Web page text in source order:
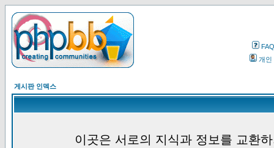
FAQ
개인
게시판 인덱스
이곳은 서로의 지식과 정보를 교환